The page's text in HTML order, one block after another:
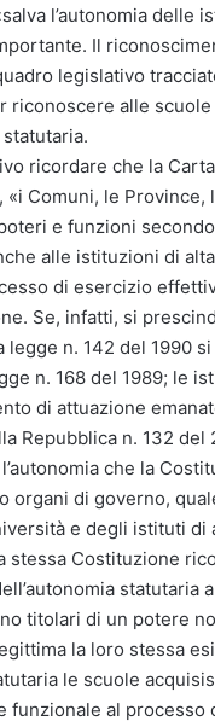
l’autonomia delle
Il
legislativo
riconoscere alle
statutaria.
ricordare che la
Comuni, le Province,
e funzioni
alle istituzioni di
di esercizio
Se, infatti, si
legge n. 142 del 1990
n. 168 del 1989; le
di attuazione
Repubblica n. 132 del
che la
organi di governo,
e degli istituti di
stessa Costituzione
titolari di un potere
la loro stessa
le scuole
funzionale al processo